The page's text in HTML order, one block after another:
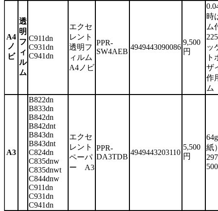
A4
ノ
ビ
透
明
フ
ィ
ル
ム
C911dn
C931dn
C941dn
エクセ
レント
透明フ
ィルム
A4ノビ
PPR-
SW4AEB
4949443090086
9,500
円
時
ム
ッ
ト
ザ
作
ム
A3
B822dn
B833dn
B842dn
B842dnt
B843dn
B843dnt
C824dn
C835dnw
C835dnwt
C844dnw
C911dn
C931dn
C941dn
エクセ
レント
ペーパ
ー A3
PPR-
DA3TDB
4949443203110
5,500
円
紙